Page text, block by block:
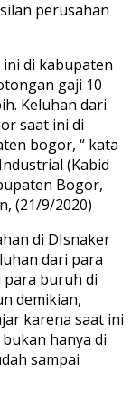
perusahan
di kabupaten
gaji 10
Keluhan dari
saat ini di
bogor, “ kata
(Kabid
Bogor,
(21/9/2020)
di DIsnaker
dari para
buruh di
demikian,
karena saat ini
hanya di
sampai